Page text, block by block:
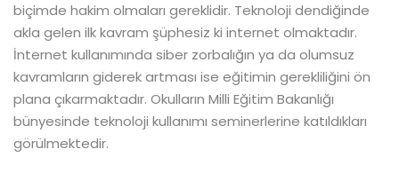
biçimde hakim olmaları gereklidir. Teknoloji dendiğinde
akla gelen ilk kavram şüphesiz ki internet olmaktadır.
İnternet kullanımında siber zorbalığın ya da olumsuz
kavramların giderek artması ise eğitimin gerekliliğini ön
plana çıkarmaktadır. Okulların Milli Eğitim Bakanlığı
bünyesinde teknoloji kullanımı seminerlerine katıldıkları
görülmektedir.